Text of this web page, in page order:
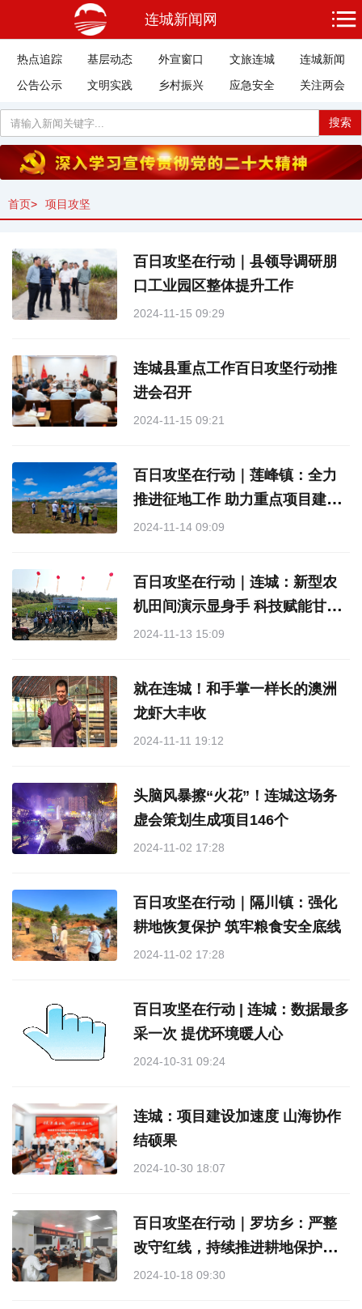
连城新闻网
热点追踪 基层动态 外宣窗口 文旅连城
连城新闻
公告公示
文明实践 乡村振兴 应急安全 关注两会
搜索
首页> 项目攻坚
百日攻坚在行动｜县领导调研朋
口工业园区整体提升工作
2024-11-15 09:29
连城县重点工作百日攻坚行动推
进会召开
2024-11-15 09:21
百日攻坚在行动｜莲峰镇：全力
推进征地工作 助力重点项目建
设“提档加速”
2024-11-14 09:09
百日攻坚在行动｜连城：新型农
机田间演示显身手 科技赋能甘薯
产业促振兴
2024-11-13 15:09
就在连城！和手掌一样长的澳洲
龙虾大丰收
2024-11-11 19:12
头脑风暴擦“火花”！连城这场务
虚会策划生成项目146个
2024-11-02 17:28
百日攻坚在行动｜隔川镇：强化
耕地恢复保护 筑牢粮食安全底线
2024-11-02 17:28
百日攻坚在行动 | 连城：数据最多
采一次 提优环境暖人心
2024-10-31 09:24
连城：项目建设加速度 山海协作
结硕果
2024-10-30 18:07
百日攻坚在行动｜罗坊乡：严整
改守红线，持续推进耕地保护工
作
2024-10-18 09:30